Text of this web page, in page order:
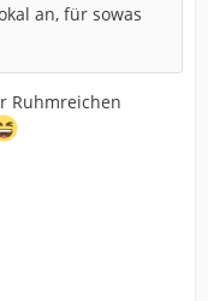
an, für sowas
Ruhmreichen